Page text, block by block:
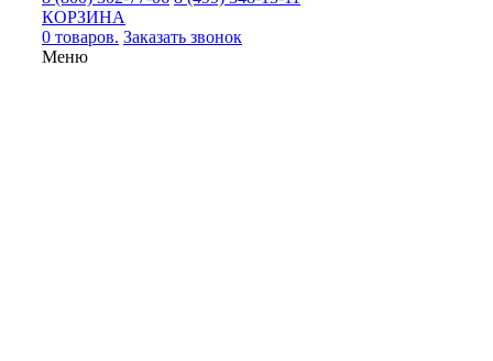
КОРЗИНА
0 товаров. Заказать звонок
Меню